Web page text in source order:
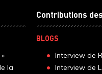
la
Contributions
BLOGS
Interview de
Interview de